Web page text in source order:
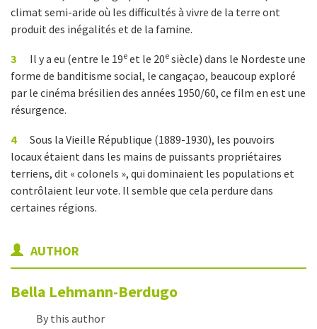
climat semi-aride où les difficultés à vivre de la terre ont
produit des inégalités et de la famine.
3 Il y a eu (entre le 19e et le 20e siècle) dans le Nordeste une
forme de banditisme social, le cangaçao, beaucoup exploré
par le cinéma brésilien des années 1950/60, ce film en est une
résurgence.
4
Sous la Vieille République (1889-1930), les pouvoirs
locaux étaient dans les mains de puissants propriétaires
terriens, dit « colonels », qui dominaient les populations et
contrôlaient leur vote. Il semble que cela perdure dans
certaines régions.
AUTHOR
Bella Lehmann-Berdugo
By this author